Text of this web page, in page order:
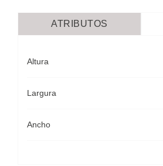
ATRIBUTOS
Altura
Largura
Ancho